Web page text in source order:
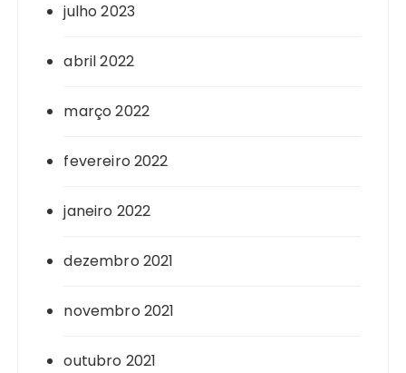
julho 2023
abril 2022
março 2022
fevereiro 2022
janeiro 2022
dezembro 2021
novembro 2021
outubro 2021